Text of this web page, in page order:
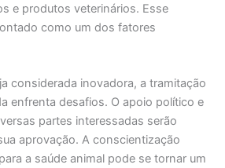
e produtos veterinários. Esse
como um dos fatores
considerada inovadora, a tramitação
enfrenta desafios. O apoio político e
partes interessadas serão
aprovação. A conscientização
a saúde animal pode se tornar um